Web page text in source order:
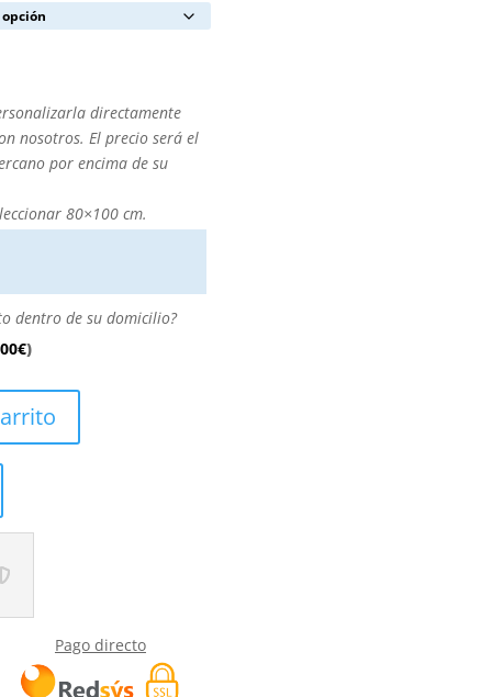
directamente
nosotros. El precio será el
por encima de su
80×100 cm.
dentro de su domicilio?
€)
Pago directo